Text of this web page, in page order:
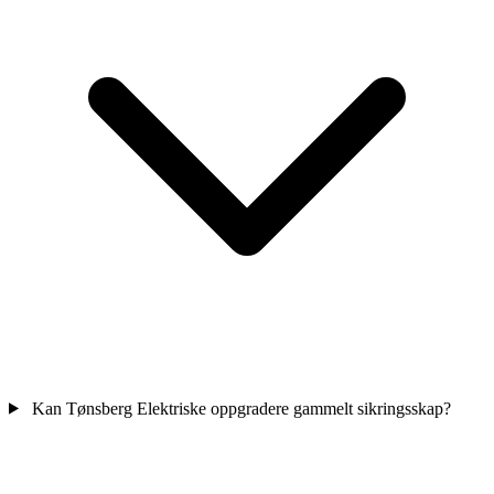
Kan Tønsberg Elektriske oppgradere gammelt sikringsskap?